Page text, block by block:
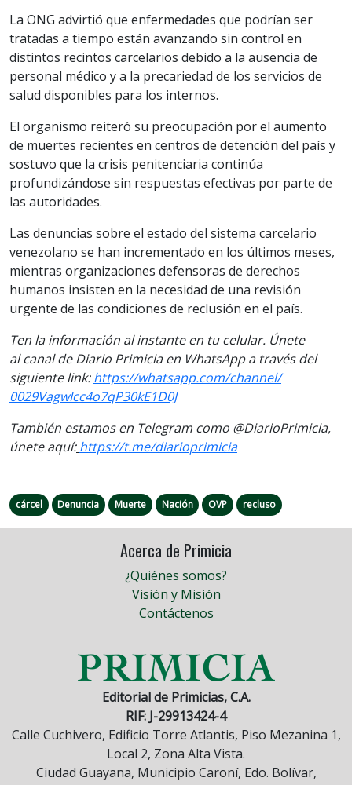
La ONG advirtió que enfermedades que podrían ser
tratadas a tiempo están avanzando sin control en
distintos recintos carcelarios debido a la ausencia de
personal médico y a la precariedad de los servicios de
salud disponibles para los internos.
El organismo reiteró su preocupación por el aumento
de muertes recientes en centros de detención del país y
sostuvo que la crisis penitenciaria continúa
profundizándose sin respuestas efectivas por parte de
las autoridades.
Las denuncias sobre el estado del sistema carcelario
venezolano se han incrementado en los últimos meses,
mientras organizaciones defensoras de derechos
humanos insisten en la necesidad de una revisión
urgente de las condiciones de reclusión en el país.
Ten la información al instante en tu celular. Únete
alcanalde Diario Primicia en WhatsApp a través del
siguiente link:https://whatsapp.com/channel/
0029VagwIcc4o7qP30kE1D0J
También estamos en Telegram como @DiarioPrimicia,
únete aquí: https://t.me/diarioprimicia
cárcel Denuncia Muerte Nación OVP recluso
Acerca de Primicia
¿Quiénes somos?
Visión y Misión
Contáctenos
Editorial de Primicias, C.A.
RIF: J-29913424-4
Calle Cuchivero, Edificio Torre Atlantis, Piso Mezanina 1,
Local 2, Zona Alta Vista.
Ciudad Guayana, Municipio Caroní, Edo. Bolívar,